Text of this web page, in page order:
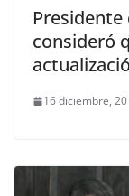
Presidente
consideró
16 diciembre,